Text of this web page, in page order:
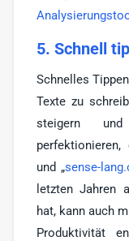
5. Schnell
Schnelles
Texte zu
steigern
und „sense-
letzten Jahren
hat, kann auch
Produktivität